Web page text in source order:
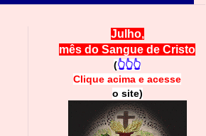
Julho,
mês do Sangue de Cristo
(👆👆👆
Clique acima e acesse
o site)